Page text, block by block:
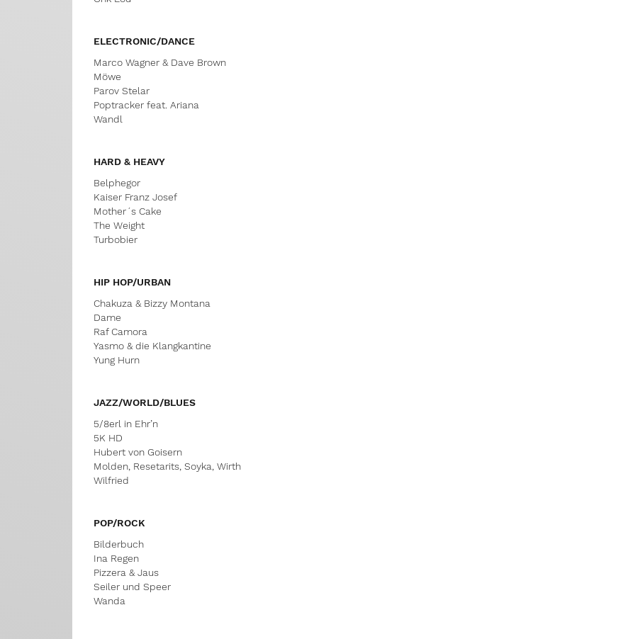
ELECTRONIC/DANCE
Marco Wagner & Dave Brown
Möwe
Parov Stelar
Poptracker feat. Ariana
Wandl
HARD & HEAVY
Belphegor
Kaiser Franz Josef
Mother´s Cake
The Weight
Turbobier
HIP HOP/URBAN
Chakuza & Bizzy Montana
Dame
Raf Camora
Yasmo & die Klangkantine
Yung Hurn
JAZZ/WORLD/BLUES
5/8erl in Ehr’n
5K HD
Hubert von Goisern
Molden, Resetarits, Soyka, Wirth
Wilfried
POP/ROCK
Bilderbuch
Ina Regen
Pizzera & Jaus
Seiler und Speer
Wanda